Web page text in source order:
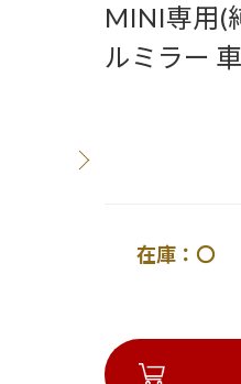
MINI専用(
ルミラー
在庫：〇